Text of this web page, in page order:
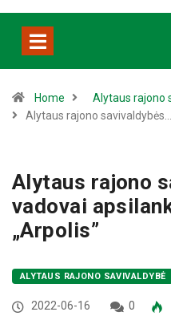
Home
Alytaus rajono
Alytaus rajono savivaldybės…
Alytaus rajono
vadovai
„Arpolis”
ALYTAUS RAJONO SAVIVALDYBĖ
2022-06-16 0